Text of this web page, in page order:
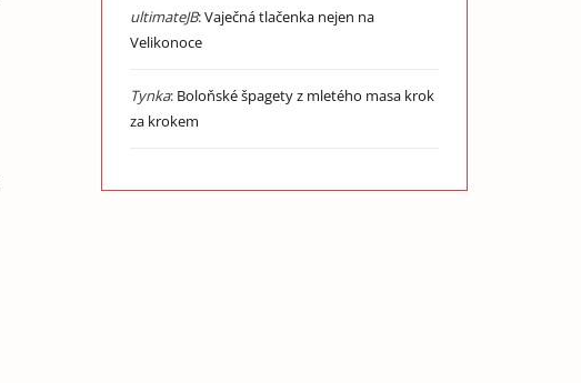
ultimateJB:Vaječná tlačenka nejen na
Velikonoce
Tynka: Boloňské špagety z mletého masa krok
za krokem